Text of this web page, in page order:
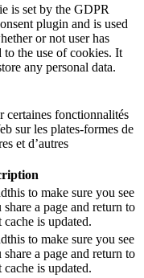
is set by the GDPR
plugin and is used
or not user has
to the use of cookies. It
any personal data.
certaines fonctionnalités
sur les plates-formes de
et d’autres
to make sure you see
a page and return to
is updated.
to make sure you see
a page and return to
is updated.